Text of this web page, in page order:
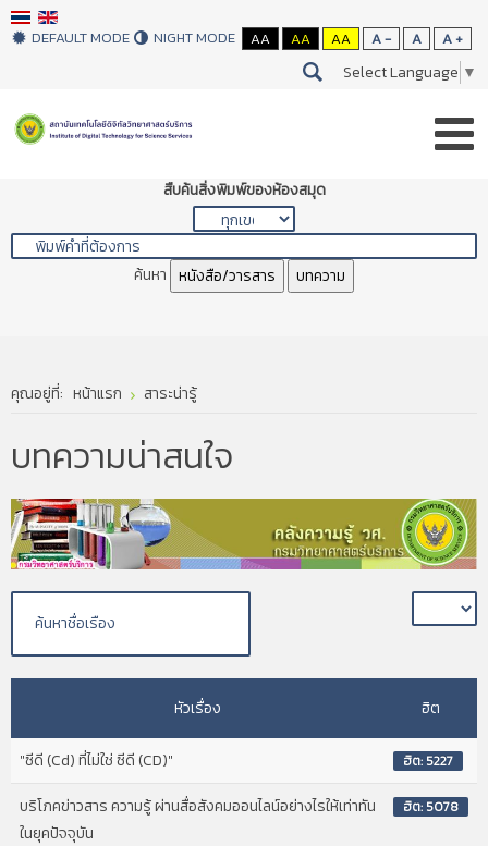
DEFAULT MODE NIGHT MODE AA AA AA A - A A +
Select Language ▼
สืบค้นสิ่งพิมพ์ของห้องสมุด
ค้นหา หนังสือ/วารสาร บทความ
คุณอยู่ที่: หน้าแรก สาระน่ารู้
บทความน่าสนใจ
หัวเรื่อง ฮิต
"ซีดี (Cd) ที่ไม่ใช่ ซีดี (CD)" ฮิต: 5227
บริโภคข่าวสาร ความรู้ ผ่านสื่อสังคมออนไลน์อย่างไรให้เท่าทัน
ในยุคปัจจุบัน
ฮิต: 5078